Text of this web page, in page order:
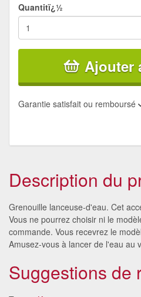
Quantitï¿½
Ajouter
Garantie satisfait ou remboursé
Description du
Grenouille lanceuse-d'eau. Cet
Vous ne pourrez choisir ni le
commande. Vous recevrez le
Amusez-vous à lancer de l'eau au
Suggestions de